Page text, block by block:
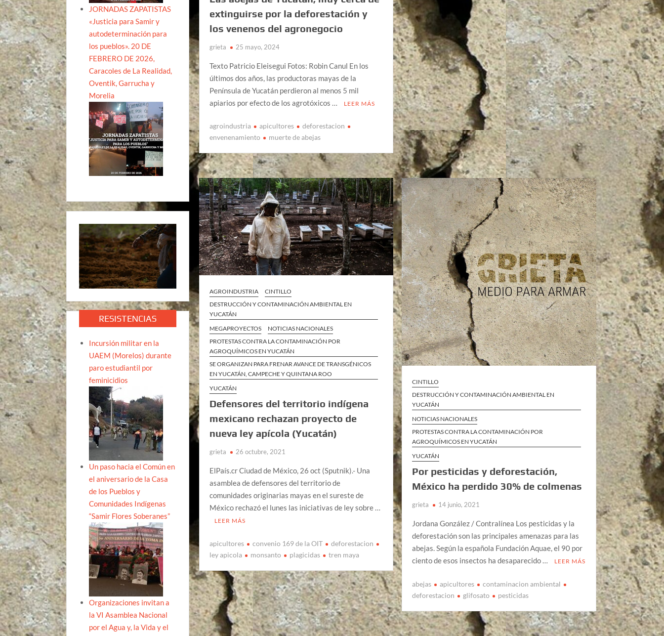
extinguirse por la deforestación y
los venenos del agronegocio
grieta 25 mayo, 2024
Texto Patricio Eleisegui Fotos: Robin Canul En los
últimos dos años, las productoras mayas de la
Península de Yucatán perdieron al menos 5 mil
apiarios por efecto de los agrotóxicos …
LEER MÁS
agroindustria apicultores
deforestacion
envenenamiento
muerte de abejas
AGROINDUSTRIA
CINTILLO
DESTRUCCIÓN Y CONTAMINACIÓN AMBIENTAL EN
YUCATÁN
MEGAPROYECTOS
NOTICIAS NACIONALES
PROTESTAS CONTRA LA CONTAMINACIÓN POR
AGROQUÍMICOS EN YUCATÁN
SE ORGANIZAN PARA FRENAR AVANCE DE TRANSGÉNICOS
EN YUCATÁN, CAMPECHE Y QUINTANA ROO
YUCATÁN
Defensores del territorio indígena
mexicano rechazan proyecto de
nueva ley apícola (Yucatán)
grieta 26 octubre, 2021
ElPaís.cr Ciudad de México, 26 oct (Sputnik).- Una
asamblea de defensores del territorio de
comunidades originarias mayas en el sureste de
México rechazó el lunes las iniciativas de ley sobre …
LEER MÁS
apicultores convenio 169 de la OIT
deforestacion
ley apicola
monsanto plagicidas tren maya
CINTILLO
DESTRUCCIÓN Y CONTAMINACIÓN AMBIENTAL EN
YUCATÁN
NOTICIAS NACIONALES
PROTESTAS CONTRA LA CONTAMINACIÓN POR
AGROQUÍMICOS EN YUCATÁN
YUCATÁN
Por pesticidas y deforestación,
México ha perdido 30% de colmenas
grieta 14 junio, 2021
Jordana González / Contralínea Los pesticidas y la
deforestación son las principales amenazas para las
abejas. Según la española Fundación Aquae, el 90 por
ciento de esos insectos ha desaparecido …
LEER MÁS
abejas apicultores
contaminacion ambiental
deforestacion
glifosato pesticidas
JORNADAS ZAPATISTAS
«Justicia para Samir y
autodeterminación para
los pueblos». 20 DE
FEBRERO DE 2026,
Caracoles de La Realidad,
Oventik, Garrucha y
Morelia
RESISTENCIAS
Incursión militar en la
UAEM (Morelos) durante
paro estudiantil por
feminicidios
Un paso hacia el Común en
el aniversario de la Casa
de los Pueblos y
Comunidades Indígenas
“Samir Flores Soberanes”
Organizaciones invitan a
la VI Asamblea Nacional
por el Agua y, la Vida y el